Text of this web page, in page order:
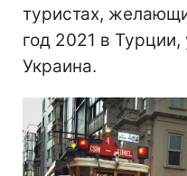
туристах,
год 2021 в
Украина.